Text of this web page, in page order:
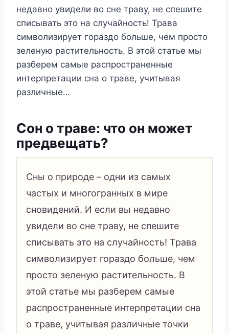
недавно увидели во сне траву, не спешите
списывать это на случайность! Трава
символизирует гораздо больше, чем просто
зеленую растительность. В этой статье мы
разберем самые распространенные
интерпретации сна о траве, учитывая
различные…
Сон о траве: что он может
предвещать?
Сны о природе – одни из самых
частых и многогранных в мире
сновидений. И если вы недавно
увидели во сне траву, не спешите
списывать это на случайность! Трава
символизирует гораздо больше, чем
просто зеленую растительность. В
этой статье мы разберем самые
распространенные интерпретации сна
о траве, учитывая различные точки